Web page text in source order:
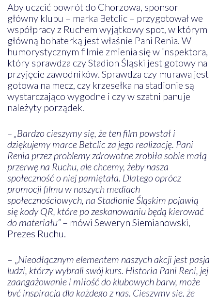
Aby uczcić powrót do Chorzowa, sponsor
główny klubu – marka Betclic – przygotował we
współpracy z Ruchem wyjątkowy spot, w którym
główną bohaterką jest właśnie Pani Renia. W
humorystycznym filmie zmienia się w inspektora,
który sprawdza czy Stadion Śląski jest gotowy na
przyjęcie zawodników. Sprawdza czy murawa jest
gotowa na mecz, czy krzesełka na stadionie są
wystarczająco wygodne i czy w szatni panuje
należyty porządek.
– „Bardzo cieszymy się, że ten film powstał i
dziękujemy marce Betclic za jego realizację. Pani
Renia przez problemy zdrowotne zrobiła sobie małą
przerwę na Ruchu, ale chcemy, żeby nasza
społeczność o niej pamiętała. Dlatego oprócz
promocji filmu w naszych mediach
społecznościowych, na Stadionie Śląskim pojawią
się kody QR, które po zeskanowaniu będą kierować
do materiału” – mówi Seweryn Siemianowski,
Prezes Ruchu.
– „Nieodłącznym elementem naszych akcji jest pasja
ludzi, którzy wybrali swój kurs. Historia Pani Reni, jej
zaangażowanie i miłość do klubowych barw, może
być inspiracją dla każdego z nas. Cieszymy się, że